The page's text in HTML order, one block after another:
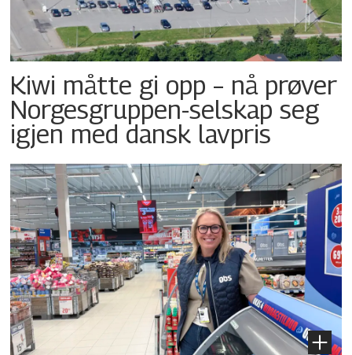
Kiwi måtte gi opp – nå prøver
Norgesgruppen-selskap seg
igjen med dansk lavpris